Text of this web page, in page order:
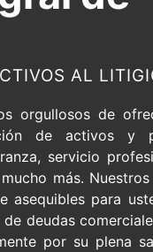
AL
orgullosos de
de activos y
servicio
más.
para
deudas
por su plena